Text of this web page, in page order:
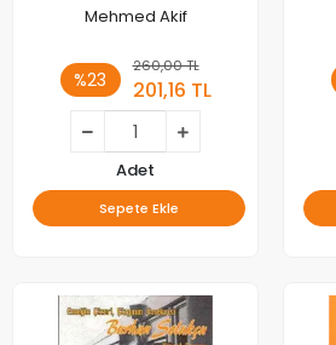
Mehmed Akif
%23
260,00 TL
201,16 TL
Adet
Sepete Ekle